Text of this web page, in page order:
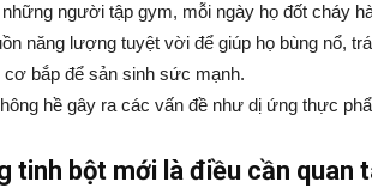
người tập gym, mỗi ngày họ đốt cháy
năng lượng tuyệt vời để giúp họ bùng nổ,
cơ bắp để sản sinh sức mạnh.
hề gây ra các vấn đề như dị ứng thực
tinh bột mới là điều cần quan